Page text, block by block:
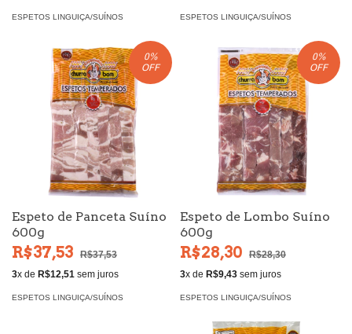
ESPETOS LINGUIÇA/SUÍNOS ESPETOS LINGUIÇA/SUÍNOS
0%
OFF
Espeto de Panceta Suíno
600g
R$37,53
R$37,53
3x de R$12,51 sem juros
ESPETOS LINGUIÇA/SUÍNOS
0%
OFF
Espeto de Lombo Suíno
600g
R$28,30
R$28,30
3x de R$9,43 sem juros
ESPETOS LINGUIÇA/SUÍNOS